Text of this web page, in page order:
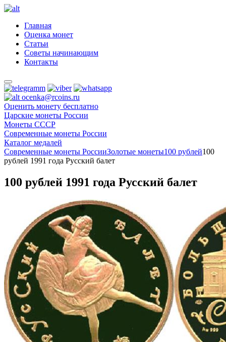
Главная
Оценка монет
Статьи
Советы начинающим
Контакты
ocenka@rcoins.ru
Оценить монету бесплатно
Царские монеты России
Монеты СССР
Современные монеты России
Каталог медалей
Современные монеты РоссииЗолотые монеты100 рублей100
рублей 1991 года Русский балет
100 рублей 1991 года Русский балет